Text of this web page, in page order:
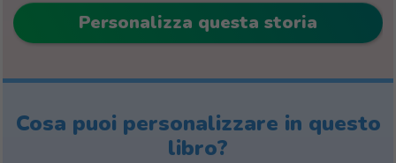
Personalizza questa storia
Cosa puoi personalizzare in questo
libro?